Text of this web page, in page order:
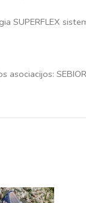
SUPERFLEX